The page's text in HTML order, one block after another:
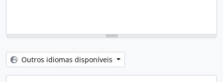
Outros idiomas disponíveis